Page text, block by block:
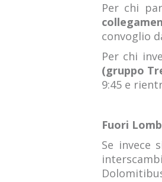
Per chi
convoglio
Per chi
(gruppo
9:45 e
Fuori
Se invece